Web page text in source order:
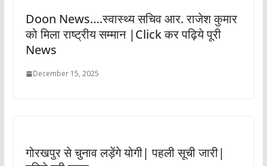
Doon News….स्वास्थ्य सचिव आर. राजेश कुमार
को मिला राष्ट्रीय सम्मान |Click कर पढ़िये पूरी
News
December 15, 2025
गोरखपुर से चुनाव लड़ेंगे योगी| पहली सूची जारी|